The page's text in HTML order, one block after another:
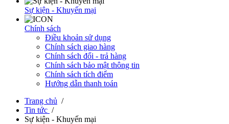
Sự kiện - Khuyến mại
Chính sách
Điều khoản sử dụng
Chính sách giao hàng
Chính sách đổi - trả hàng
Chính sách bảo mật thông tin
Chính sách tích điểm
Hướng dẫn thanh toán
Trang chủ /
Tin tức /
Sự kiện - Khuyến mại